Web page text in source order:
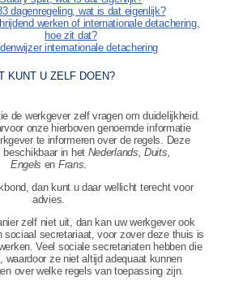
dagenregeling, wat is dat eigenlijk?
werken of internationale detachering,
hoe zit dat?
internationale detachering
KUNT U ZELF DOEN?
de werkgever zelf vragen om duidelijkheid.
onze hierboven genoemde informatie
te informeren over de regels. Deze
beschikbaar in het Nederlands, Duits,
Engels en Frans.
dan kunt u daar wellicht terecht voor
advies.
zelf niet uit, dan kan uw werkgever ook
sociaal secretariaat, voor zover deze thuis is
Veel sociale secretariaten hebben die
waardoor ze niet altijd adequaat kunnen
over welke regels van toepassing zijn.